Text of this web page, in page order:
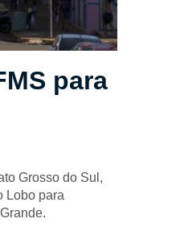
para
Grosso do Sul,
Lobo para